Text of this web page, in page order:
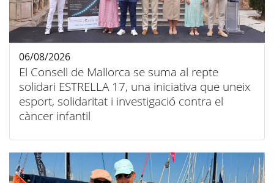
El Consell de Mallorca se suma al repte
solidari ESTRELLA 17, una iniciativa que uneix
esport, solidaritat i investigació contra el
càncer infantil
06/08/2026